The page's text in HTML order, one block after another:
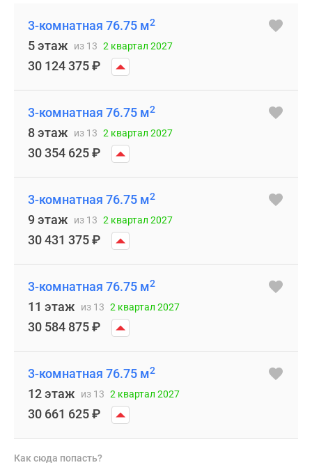
3-комнатная 76.75 м2
5 этаж из 13 2 квартал 2027
30 124 375₽
3-комнатная 76.75 м2
8 этаж из 13 2 квартал 2027
30 354 625₽
3-комнатная 76.75 м2
9 этаж из 13 2 квартал 2027
30 431 375₽
3-комнатная 76.75 м2
11 этаж из 13 2 квартал 2027
30 584 875₽
3-комнатная 76.75 м2
12 этаж из 13 2 квартал 2027
30 661 625₽
Как сюда попасть?